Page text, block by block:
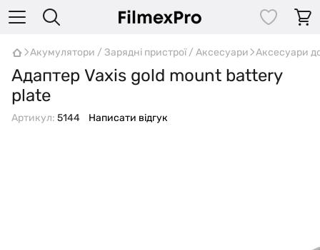
Акумулятори / Зарядні пристрої / Аксесуари Аксесуари
Адаптер Vaxis gold mount battery
plate
Артикул: 5144 Написати відгук